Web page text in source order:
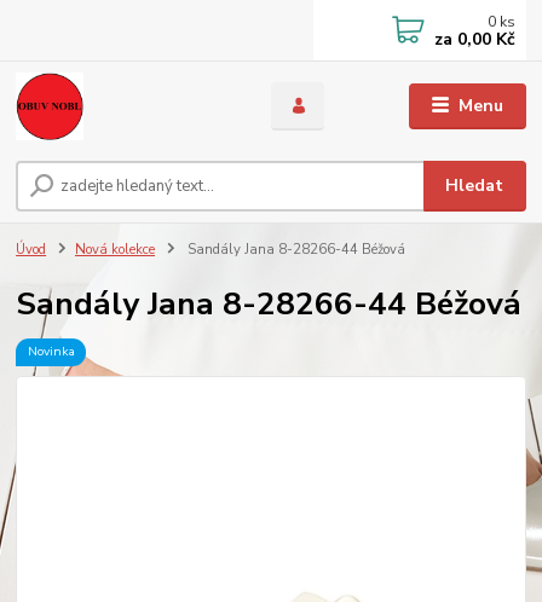
Menu
Hledat
0 ks
za 0,00 Kč
Úvod Nová kolekce Sandály Jana 8-28266-44 Béžová
Sandály Jana 8-28266-44 Béžová
Novinka